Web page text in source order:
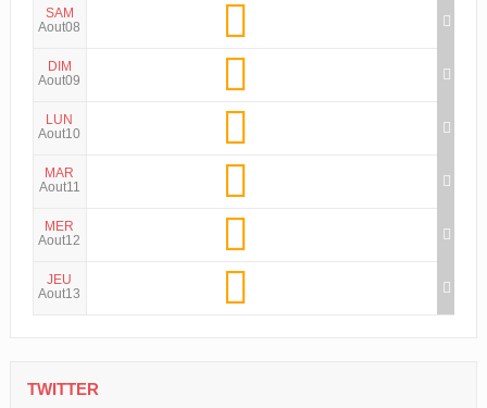
SAM
Aout08
DIM
Aout09
LUN
Aout10
MAR
Aout11
MER
Aout12
JEU
Aout13
TWITTER